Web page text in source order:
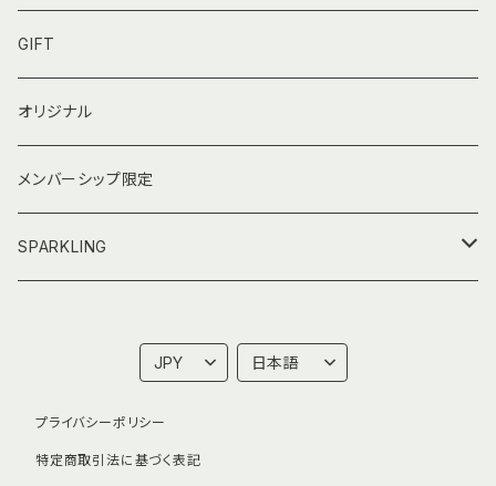
GIFT
オリジナル
メンバーシップ限定
SPARKLING
T100 Kerner 2024 Sparkling
プライバシーポリシー
特定商取引法に基づく表記